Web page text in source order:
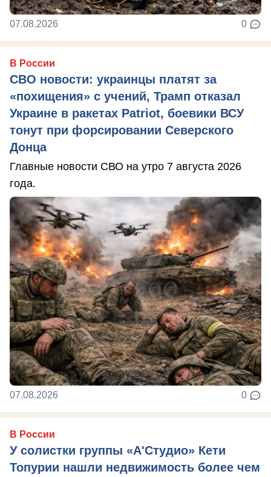
07.08.2026 0
В России
СВО новости: украинцы платят за
«похищения» с учений, Трамп отказал
Украине в ракетах Patriot, боевики ВСУ
тонут при форсировании Северского
Донца
Главные новости СВО на утро 7 августа 2026
года.
07.08.2026 0
В России
У солистки группы «А'Студио» Кети
Топурии нашли недвижимость более чем